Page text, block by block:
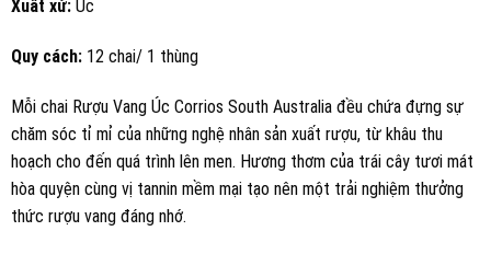
Xuất xứ: Úc
Quy cách: 12 chai/ 1 thùng
Mỗi chai Rượu Vang Úc Corrios South Australia đều chứa đựng sự
chăm sóc tỉ mỉ của những nghệ nhân sản xuất rượu, từ khâu thu
hoạch cho đến quá trình lên men. Hương thơm của trái cây tươi mát
hòa quyện cùng vị tannin mềm mại tạo nên một trải nghiệm thưởng
thức rượu vang đáng nhớ.